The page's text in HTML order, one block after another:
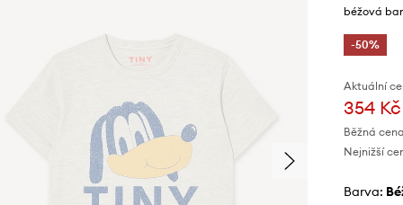
béžová
-50%
Aktuální
354 Kč
Běžná
Nejnižší
Barva: